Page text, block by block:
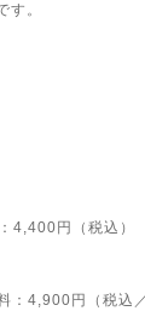
す。
円（税込）
4,900円（税込／